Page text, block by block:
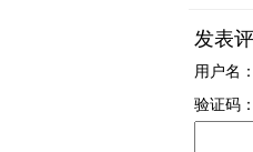
发表
用户名：
验证码：